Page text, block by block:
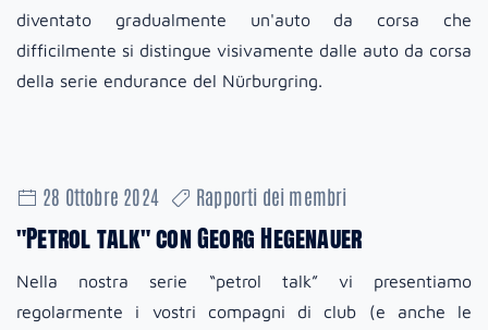
diventato gradualmente un'auto da corsa che
difficilmente si distingue visivamente dalle auto da corsa
della serie endurance del Nürburgring.
28 Ottobre 2024 Rapporti dei membri
"Petrol talk" con Georg Hegenauer
Nella nostra serie “petrol talk” vi presentiamo
regolarmente i vostri compagni di club (e anche le